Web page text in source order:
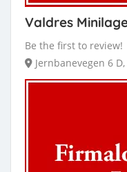
Valdres
Be the first to review!
Jernbanevegen 6